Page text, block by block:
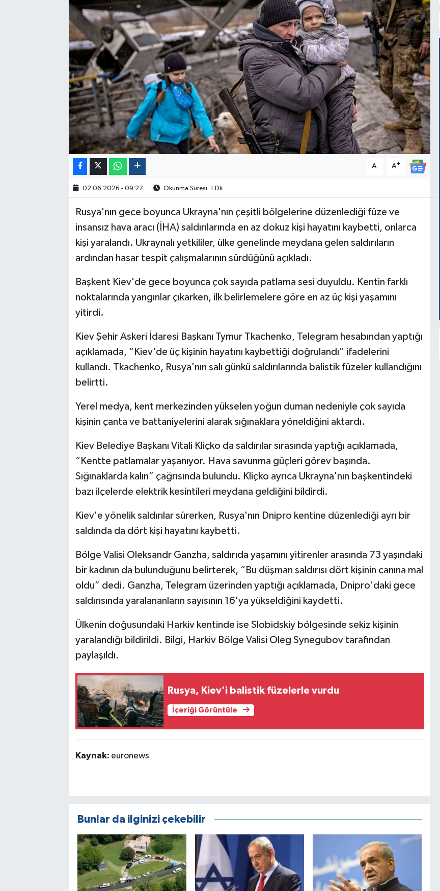
A- A+
02.06.2026 - 09:27 Okunma Süresi: 1 Dk
Rusya'nın gece boyunca Ukrayna'nın çeşitli bölgelerine düzenlediği füze ve
insansız hava aracı (İHA) saldırılarında en az dokuz kişi hayatını kaybetti, onlarca
kişi yaralandı. Ukraynalı yetkililer, ülke genelinde meydana gelen saldırıların
ardından hasar tespit çalışmalarının sürdüğünü açıkladı.
Başkent Kiev'de gece boyunca çok sayıda patlama sesi duyuldu. Kentin farklı
noktalarında yangınlar çıkarken, ilk belirlemelere göre en az üç kişi yaşamını
yitirdi.
Kiev Şehir Askeri İdaresi Başkanı Tymur Tkachenko, Telegram hesabından yaptığı
açıklamada, “Kiev'de üç kişinin hayatını kaybettiği doğrulandı” ifadelerini
kullandı. Tkachenko, Rusya'nın salı günkü saldırılarında balistik füzeler kullandığını
belirtti.
Yerel medya, kent merkezinden yükselen yoğun duman nedeniyle çok sayıda
kişinin çanta ve battaniyelerini alarak sığınaklara yöneldiğini aktardı.
Kiev Belediye Başkanı Vitali Kliçko da saldırılar sırasında yaptığı açıklamada,
“Kentte patlamalar yaşanıyor. Hava savunma güçleri görev başında.
Sığınaklarda kalın” çağrısında bulundu. Kliçko ayrıca Ukrayna'nın başkentindeki
bazı ilçelerde elektrik kesintileri meydana geldiğini bildirdi.
Kiev'e yönelik saldırılar sürerken, Rusya'nın Dnipro kentine düzenlediği ayrı bir
saldırıda da dört kişi hayatını kaybetti.
Bölge Valisi Oleksandr Ganzha, saldırıda yaşamını yitirenler arasında 73 yaşındaki
bir kadının da bulunduğunu belirterek, “Bu düşman saldırısı dört kişinin canına mal
oldu” dedi. Ganzha, Telegram üzerinden yaptığı açıklamada, Dnipro'daki gece
saldırısında yaralananların sayısının 16'ya yükseldiğini kaydetti.
Ülkenin doğusundaki Harkiv kentinde ise Slobidskiy bölgesinde sekiz kişinin
yaralandığı bildirildi. Bilgi, Harkiv Bölge Valisi Oleg Synegubov tarafından
paylaşıldı.
Rusya, Kiev'i balistik füzelerle vurdu
İçeriği Görüntüle
Kaynak: euronews
Bunlar da ilginizi çekebilir
Çalışma Hayatı
2024 Seçim Sonuçları